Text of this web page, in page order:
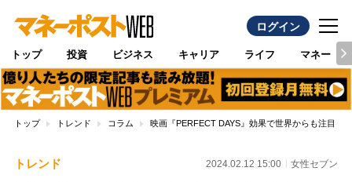
ログイン
トップ 投資 ビジネス キャリア ライフ マネー
トップ トレンド コラム 映画『PERFECT DAYS』効果で世界からも注目
トレンド 2024.02.12 15:00 女性セブン